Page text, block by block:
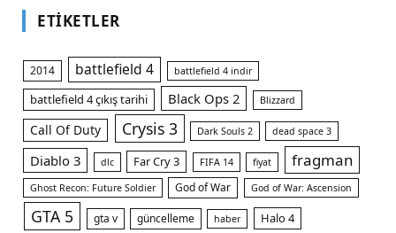
ETIKETLER
2014 battlefield 4 battlefield 4 indir
battlefield 4 çıkış tarihi Black Ops 2 Blizzard
Call Of Duty Crysis 3 Dark Souls 2 dead space 3
Diablo 3 dlc Far Cry 3 FIFA 14 fiyat fragman
Ghost Recon: Future Soldier God of War God of War: Ascension
GTA 5 gta v güncelleme haber Halo 4